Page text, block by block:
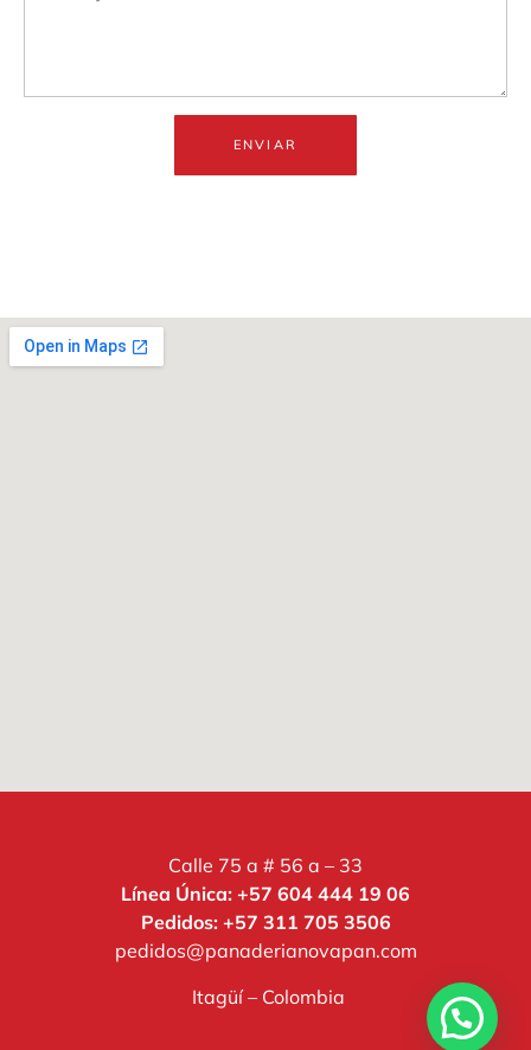
ENVIAR
Calle 75 a # 56 a – 33
Línea Única: +57 604 444 19 06
Pedidos: +57 311 705 3506
pedidos@panaderianovapan.com
Itagüí – Colombia